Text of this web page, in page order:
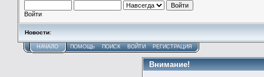
Войти
Новости:
НАЧАЛО ПОМОЩЬ ПОИСК ВОЙТИ РЕГИСТРАЦИЯ
Внимание!